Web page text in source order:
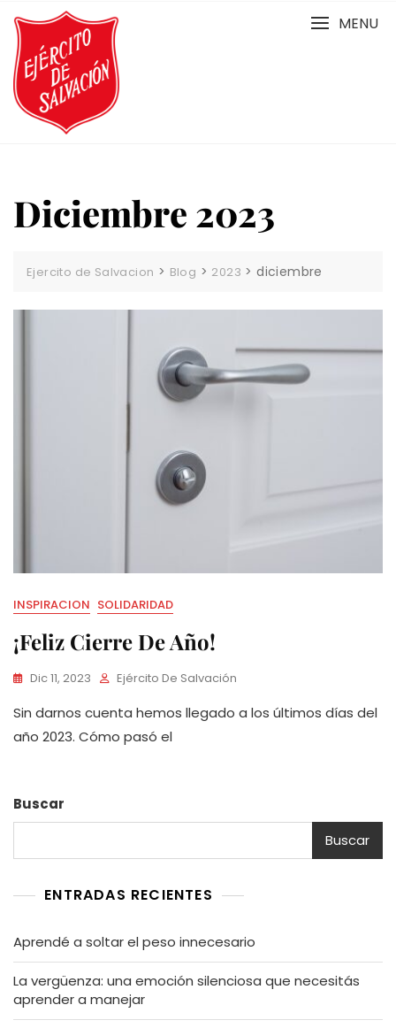
content
MENU
Diciembre 2023
Ejercito de Salvacion > Blog > 2023 >diciembre
INSPIRACION SOLIDARIDAD
¡Feliz Cierre De Año!
Dic 11, 2023 Ejército De Salvación
Sin darnos cuenta hemos llegado a los últimos días del
año 2023. Cómo pasó el
Buscar
Buscar
ENTRADAS RECIENTES
Aprendé a soltar el peso innecesario
La vergüenza: una emoción silenciosa que necesitás
aprender a manejar